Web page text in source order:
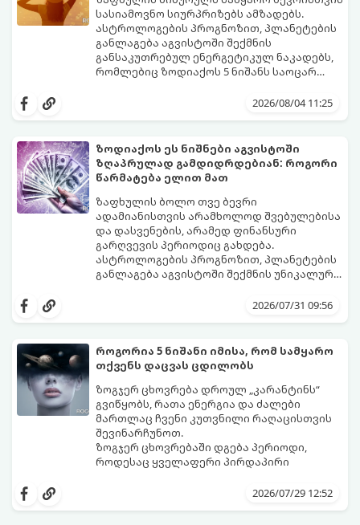
სასიამოვნო სიურპრიზებს ამზადებს.
ასტროლოგების პროგნოზით, პლანეტების
განლაგება აგვისტოში შექმნის
განსაკუთრებულ ენერგეტიკულ ნაკადებს,
რომლებიც ზოდიაქოს 5 ნიშანს საოცარ
ყველაზე ბედნიერი თვე აღმოჩნდება.
2026/08/04 11:25
ზოდიაქოს ეს ნიშნები აგვისტოში
ზღაპრულად გამდიდრდებიან: როგორი
წარმატება ელით მათ
ზაფხულის ბოლო თვე ბევრი
ადამიანისთვის არამხოლოდ შვებულებისა
და დასვენების, არამედ ფინანსური
გარღვევის პერიოდიც გახდება.
ასტროლოგების პროგნოზით, პლანეტების
განლაგება აგვისტოში შექმნის უნიკალურ
ზოდიაქოს 4 ნიშანს ფინანსური წარმატების
შორის, ვისაც აგვისტოში ფინანსური
2026/07/31 09:56
როგორია 5 ნიშანი იმისა, რომ სამყარო
თქვენს დაცვას ცდილობს
ზოგჯერ ცხოვრება დროულ „კარანტინს“
გვიწყობს, რათა ენერგია და ძალები
მართლაც ჩვენი კუთვნილი რაღაცისთვის
შევინარჩუნოთ.
ზოგჯერ ცხოვრებაში დგება პერიოდი,
როდესაც ყველაფერი პირდაპირი
იშლება მნიშვნელოვანი გარიგებები,
2026/07/29 12:52